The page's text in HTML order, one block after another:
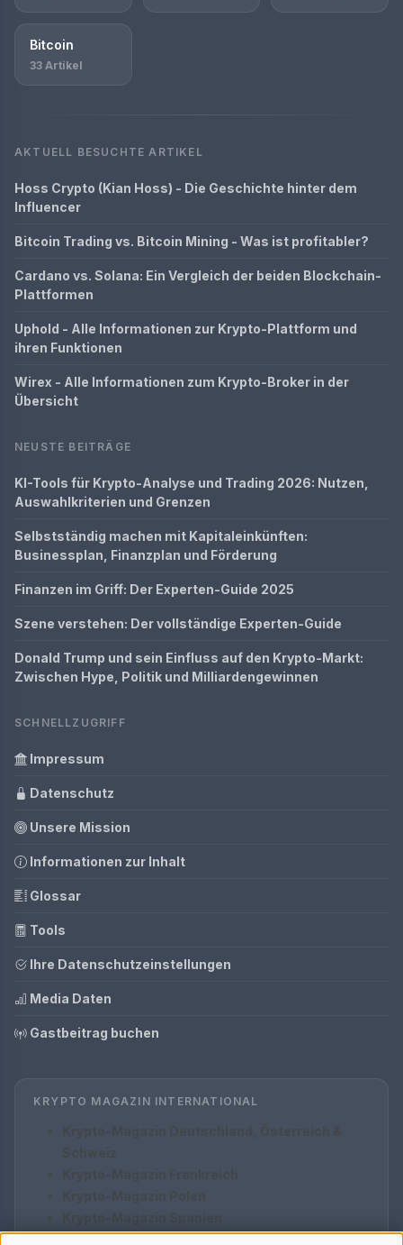
Bitcoin
33 Artikel
AKTUELL BESUCHTE ARTIKEL
Hoss Crypto (Kian Hoss) - Die Geschichte hinter dem
Influencer
Bitcoin Trading vs. Bitcoin Mining - Was ist profitabler?
Cardano vs. Solana: Ein Vergleich der beiden Blockchain-
Plattformen
Uphold - Alle Informationen zur Krypto-Plattform und
ihren Funktionen
Wirex - Alle Informationen zum Krypto-Broker in der
Übersicht
NEUSTE BEITRÄGE
KI-Tools für Krypto-Analyse und Trading 2026: Nutzen,
Auswahlkriterien und Grenzen
Selbstständig machen mit Kapitaleinkünften:
Businessplan, Finanzplan und Förderung
Finanzen im Griff: Der Experten-Guide 2025
Szene verstehen: Der vollständige Experten-Guide
Donald Trump und sein Einfluss auf den Krypto-Markt:
Zwischen Hype, Politik und Milliardengewinnen
SCHNELLZUGRIFF
Impressum
Datenschutz
Unsere Mission
Informationen zur Inhalt
Glossar
Tools
Ihre Datenschutzeinstellungen
Media Daten
Gastbeitrag buchen
KRYPTO MAGAZIN INTERNATIONAL
Krypto-Magazin Italien